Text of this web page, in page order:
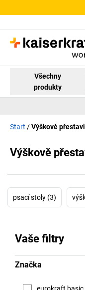
Všechny
produkty
Start Výškově
Výškově
psací stoly (3)
Vaše filtry
Značka
eurokraft basic